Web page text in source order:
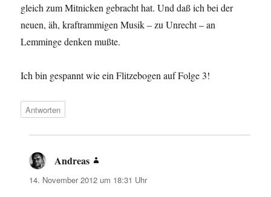
gleich zum Mitnicken gebracht hat. Und daß ich bei der
neuen, äh, kraftrammigen Musik – zu Unrecht – an
Lemminge denken mußte.
Ich bin gespannt wie ein Flitzebogen auf Folge 3!
Antworten
Andreas
14. November 2012 um 18:31 Uhr